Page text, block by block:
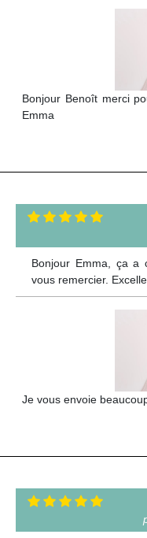
Bonjour Benoît merci
Emma
Bonjour Emma, ça a
vous remercier.
Je vous envoie